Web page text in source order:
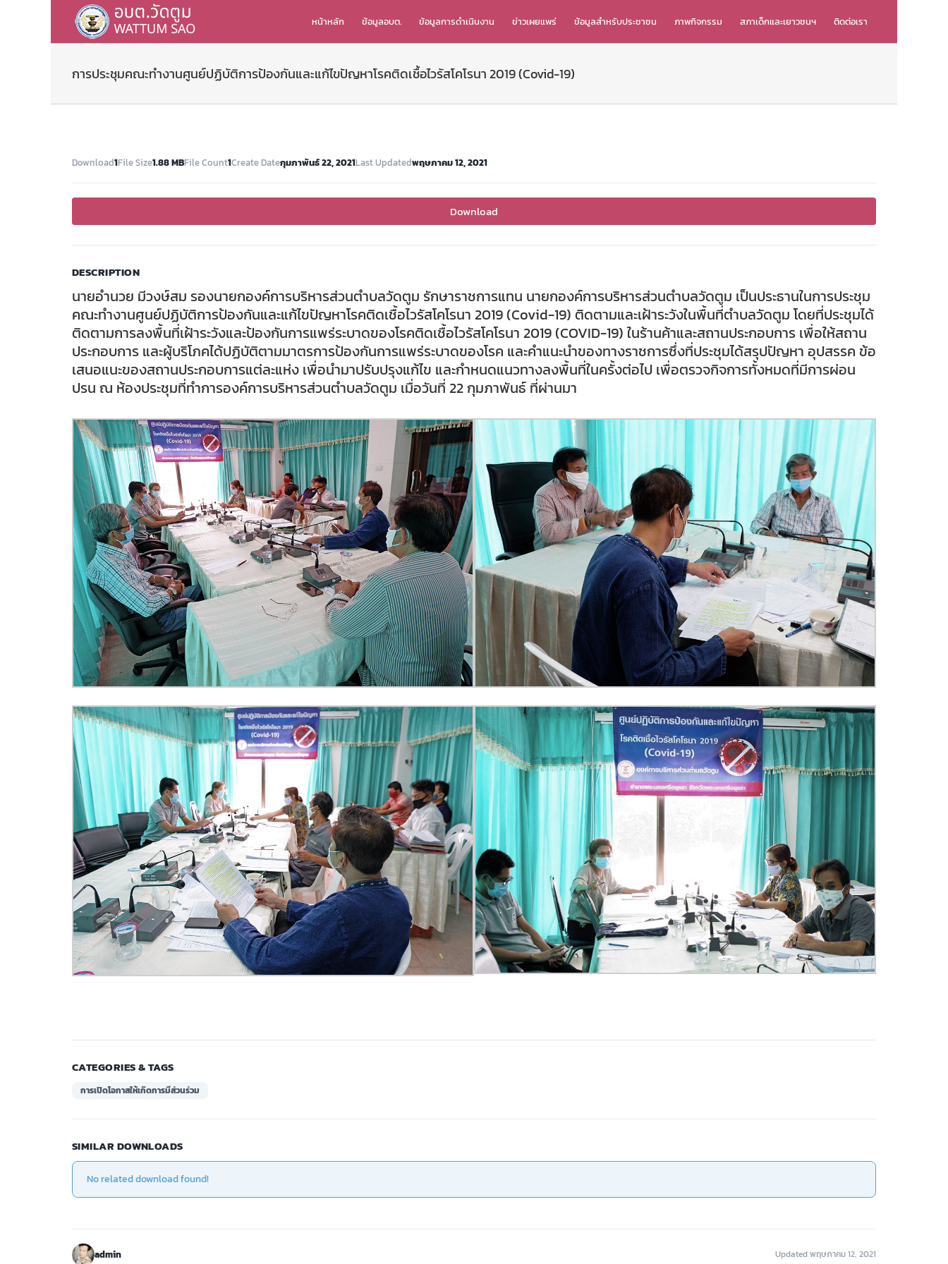
หน้าหลัก ข้อมูลอบต. ข้อมูลการดำเนินงาน ข่าวเผยแพร่ ข้อมูลสำหรับประชาชน ภาพกิจกรรม สภาเด็กและเยาวชนฯ ติดต่อเรา
การประชุมคณะทำงานศูนย์ปฏิบัติการป้องกันและแก้ไขปัญหาโรคติดเชื้อไวรัสโคโรนา 2019 (Covid-19)
Download1File Size1.88 MBFile Count1Create Dateกุมภาพันธ์ 22, 2021Last Updatedพฤษภาคม 12, 2021
Download
DESCRIPTION
นายอำนวย มีวงษ์สม รองนายกองค์การบริหารส่วนตำบลวัดตูม รักษาราชการแทน นายกองค์การบริหารส่วนตำบลวัดตูม เป็นประธานในการประชุม
คณะทำงานศูนย์ปฏิบัติการป้องกันและแก้ไขปัญหาโรคติดเชื้อไวรัสโคโรนา 2019 (Covid-19) ติดตามและเฝ้าระวังในพื้นที่ตำบลวัดตูม โดยที่ประชุมได้
ติดตามการลงพื้นที่เฝ้าระวังและป้องกันการแพร่ระบาดของโรคติดเชื้อไวรัสโคโรนา 2019 (COVID-19) ในร้านค้าและสถานประกอบการ เพื่อให้สถาน
ประกอบการ และผู้บริโภคได้ปฏิบัติตามมาตรการป้องกันการแพร่ระบาดของโรค และคำแนะนำของทางราชการซึ่งที่ประชุมได้สรุปปัญหา อุปสรรค ข้อ
เสนอแนะของสถานประกอบการแต่ละแห่ง เพื่อนำมาปรับปรุงแก้ไข และกำหนดแนวทางลงพื้นที่ในครั้งต่อไป เพื่อตรวจกิจการทั้งหมดที่มีการผ่อน
ปรน ณ ห้องประชุมที่ทำการองค์การบริหารส่วนตำบลวัดตูม เมื่อวันที่ 22 กุมภาพันธ์ ที่ผ่านมา
CATEGORIES & TAGS
การเปิดโอกาสให้เกิดการมีส่วนร่วม
SIMILAR DOWNLOADS
No related download found!
admin Updated พฤษภาคม 12, 2021